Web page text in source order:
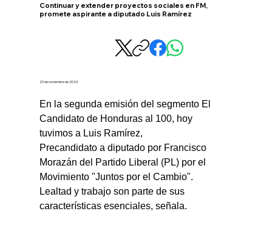
Continuar y extender proyectos sociales en FM,
promete aspirante a diputado Luis Ramírez
23 de noviembre de 2024
En la segunda emisión del segmento El
Candidato de Honduras al 100, hoy
tuvimos a Luis Ramírez,
Precandidato a diputado por Francisco
Morazán del Partido Liberal (PL) por el
Movimiento "Juntos por el Cambio".
Lealtad y trabajo son parte de sus
características esenciales, señala.